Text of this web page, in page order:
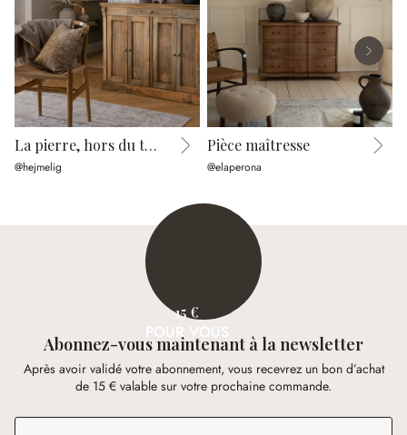
La pierre, hors du temps
@hejmelig
Pièce maîtresse
@elaperona
15 €
POUR VOUS
Abonnez-vous maintenant à la newsletter
Après avoir validé votre abonnement, vous recevrez un bon d’achat
de 15 € valable sur votre prochaine commande.
Adresse e-mail